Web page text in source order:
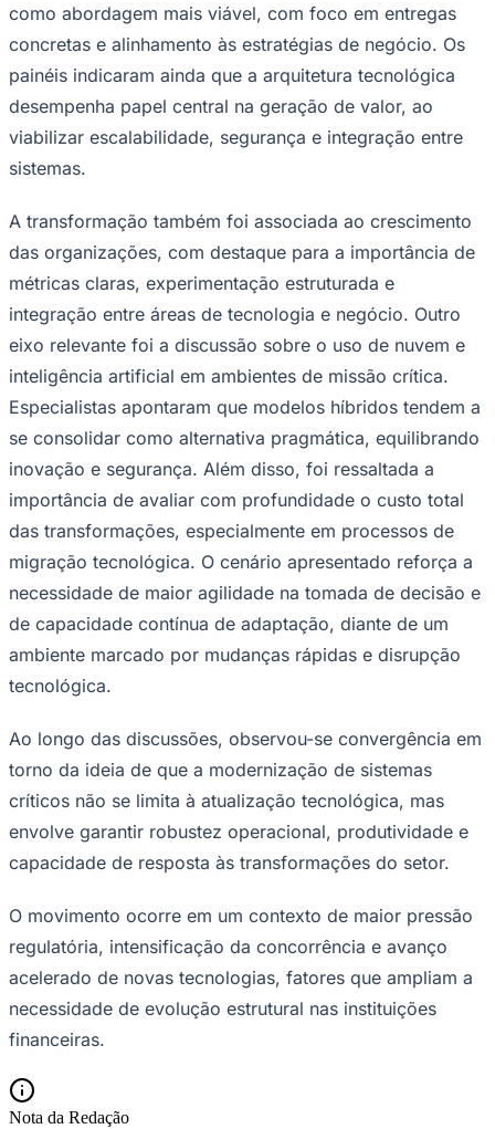
Santos
como abordagem mais viável, com foco em entregas
concretas e alinhamento às estratégias de negócio. Os
painéis indicaram ainda que a arquitetura tecnológica
desempenha papel central na geração de valor, ao
viabilizar escalabilidade, segurança e integração entre
sistemas.
A transformação também foi associada ao crescimento
das organizações, com destaque para a importância de
métricas claras, experimentação estruturada e
integração entre áreas de tecnologia e negócio. Outro
eixo relevante foi a discussão sobre o uso de nuvem e
inteligência artificial em ambientes de missão crítica.
Especialistas apontaram que modelos híbridos tendem a
se consolidar como alternativa pragmática, equilibrando
inovação e segurança. Além disso, foi ressaltada a
importância de avaliar com profundidade o custo total
das transformações, especialmente em processos de
migração tecnológica. O cenário apresentado reforça a
necessidade de maior agilidade na tomada de decisão e
de capacidade contínua de adaptação, diante de um
ambiente marcado por mudanças rápidas e disrupção
tecnológica.
Ao longo das discussões, observou-se convergência em
torno da ideia de que a modernização de sistemas
críticos não se limita à atualização tecnológica, mas
envolve garantir robustez operacional, produtividade e
capacidade de resposta às transformações do setor.
O movimento ocorre em um contexto de maior pressão
regulatória, intensificação da concorrência e avanço
acelerado de novas tecnologias, fatores que ampliam a
necessidade de evolução estrutural nas instituições
financeiras.
Nota da Redação